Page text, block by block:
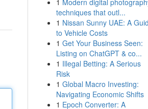
1 Modern digital
techniques that outl...
1 Nissan Sunny UAE: A
to Vehicle Costs
1 Get Your Business Seen:
Listing on ChatGPT & co...
1 Illegal Betting: A Serious
Risk
1 Global Macro Investing:
Navigating Economic Shifts
1 Epoch Converter: A